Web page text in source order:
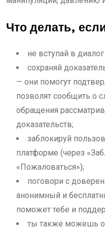
Что делать,
не вступай в
сохраняй
— они помогут
позволят сообщить о
обращения
доказательств;
заблокируй
платформе (через
«Пожаловаться»);
поговори с
анонимный и
поможет тебе и
ты также можешь